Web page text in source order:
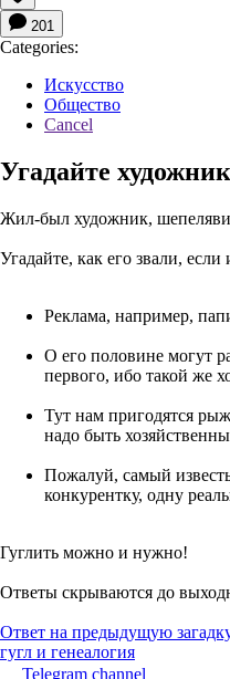
201
Categories:
Искусство
Общество
Cancel
Угадайте
Жил-был художник,
Угадайте, как его звали, если
Реклама, например,
О его половине могут
первого, ибо такой же
Тут нам пригодятся
надо быть
Пожалуй, самый
конкурентку, одну
Гуглить можно и нужно!
Ответы скрываются до
Ответ на предыдущую
гугл и генеалогия
Telegram channel